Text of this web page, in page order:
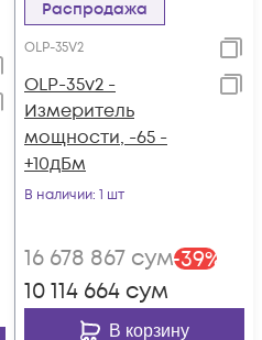
Распродажа
OLP-35V2
OLP-35v2 -
Измеритель
мощности, -65 -
+10дБм
В наличии: 1 шт
16 678 867 сум-39%
10 114 664 сум
В корзину